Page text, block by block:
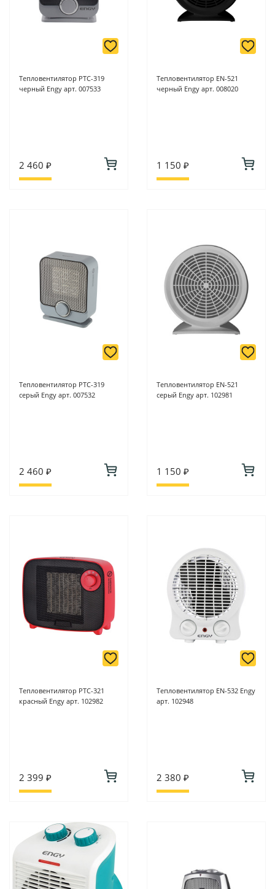
Тепловентилятор PTC-319
черный Engy арт. 007533
2 460 ₽
Тепловентилятор EN-521
черный Engy арт. 008020
1 150 ₽
Тепловентилятор PTC-319
серый Engy арт. 007532
2 460 ₽
Тепловентилятор EN-521
серый Engy арт. 102981
1 150 ₽
Тепловентилятор PTC-321
красный Engy арт. 102982
2 399 ₽
Тепловентилятор EN-532 Engy
арт. 102948
2 380 ₽